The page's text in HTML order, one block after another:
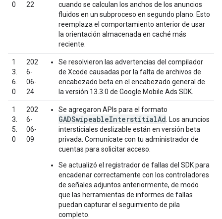
0
22
cuando se calculan los anchos de los anuncios
fluidos en un subproceso en segundo plano. Esto
reemplaza el comportamiento anterior de usar
la orientación almacenada en caché más
reciente.
1
3.
6.
0
202
6-
06-
24
Se resolvieron las advertencias del compilador
de Xcode causadas por la falta de archivos de
encabezado beta en el encabezado general de
la versión 13.3.0 de Google Mobile Ads SDK
1
3.
5.
0
202
6-
06-
09
Se agregaron APIs para el formato
GADSwipeableInterstitialAd . Los anuncios
intersticiales deslizable están en versión beta
privada. Comunícate con tu administrador de
cuentas para solicitar acceso.
Se actualizó el registrador de fallas del SDK para
encadenar correctamente con los controladores
de señales adjuntos anteriormente, de modo
que las herramientas de informes de fallas
puedan capturar el seguimiento de pila
completo.